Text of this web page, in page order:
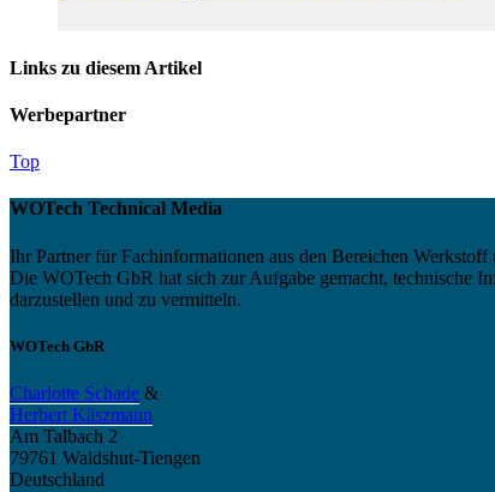
Links zu diesem Artikel
Werbepartner
Top
WOTech Technical Media
Ihr Partner für Fachinformationen aus den Bereichen
Die WOTech GbR hat sich zur Aufgabe gemacht, technische
darzustellen und zu vermitteln.
WOTech GbR
Charlotte Schade &
Herbert Käszmann
Am Talbach 2
79761 Waldshut-Tiengen
Deutschland